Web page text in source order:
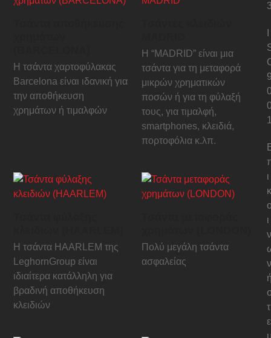
Η τσάντα χαρτοφύλακας
Barcelona είναι ιδανική για
την αποθήκευση
χρημάτων ή τιμαλφών
H “MADRID” είναι μια
τσάντα για τη μεταφορά
μικρών χρηματικών
ποσών ή για τη φύλαξή
τους, για τιμαλφή,
smartphones, κλειδιά,
πορτοφόλια κ.λπ.
Η τσάντα HAARLEM της
LeghornGroup είναι
ιδιαίτερα κατάλληλη για
βραδινή αποθήκευση
κλειδιών
Πολύ μεγάλη τσάντα
ασφαλείας
ι
κ
ι
ν
ν
τ
ε